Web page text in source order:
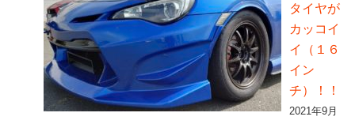
タイヤが
カッコイ
イ（１６
イン
チ）！！
2021年9月